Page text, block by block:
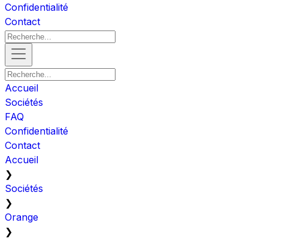
Confidentialité
Contact
Accueil
Sociétés
FAQ
Confidentialité
Contact
Accueil
❯
Sociétés
❯
Orange
❯